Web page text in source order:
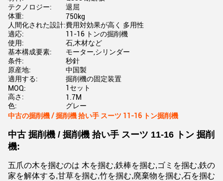
テクノロジー:
退屈
体重:
750kg
人間化された設計:費用対効果が高く 多用性
適応:
11-16 トンの掘削機
使用:
石,木材など
基本構成要素:
モーター,シリンダー
条件:
秒針
原産地:
中国製
適用する:
掘削機の固定装置
MOQ:
1セット
高さ:
1.7M
色:
グレー
中古の掘削機 / 掘削機 拾い手 スーツ 11-16 トン掘削機
中古 掘削機 / 掘削機 拾い手 スーツ 11-16 トン 掘削
機:
五爪の木を掴むのは 木を掴む,鉄棒を掴む,ゴミを掴む,鉄の
家を解体する,甘草を掴む,竹を掴む,廃棄物を掴む,石を掴む